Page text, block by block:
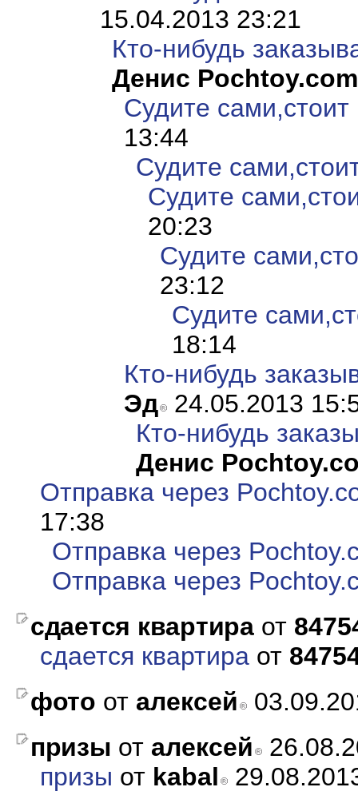
15.04.2013 23:21
Кто-нибудь
Денис Pochtoy.com
Судите сами,стоит
13:44
Судите
Судите
20:23
Судите
23:12
Судите
18:14
Кто-нибудь
Эд 24.05.2013
Кто-нибудь
Денис
Отправка через
17:38
Отправка через
Отправка через
сдается квартираот
сдается квартира от
фото от алексей
призы от алексей
призы от kabal